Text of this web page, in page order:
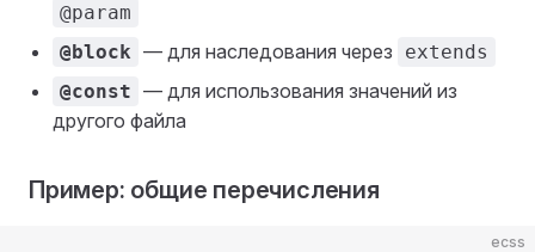
@param
@block — для наследования через
extends
@const — для использования значений из
другого файла
Пример: общие перечисления
ecss